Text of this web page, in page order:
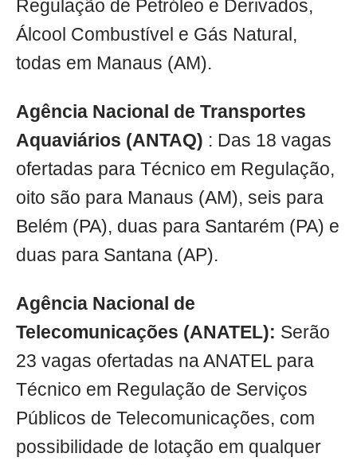
Regulação de Petróleo e Derivados,
Álcool Combustível e Gás Natural,
todas em Manaus (AM).
Agência Nacional de Transportes
Aquaviários (ANTAQ) : Das 18 vagas
ofertadas para Técnico em Regulação,
oito são para Manaus (AM), seis para
Belém (PA), duas para Santarém (PA) e
duas para Santana (AP).
Agência Nacional de
Telecomunicações (ANATEL): Serão
23 vagas ofertadas na ANATEL para
Técnico em Regulação de Serviços
Públicos de Telecomunicações, com
possibilidade de lotação em qualquer